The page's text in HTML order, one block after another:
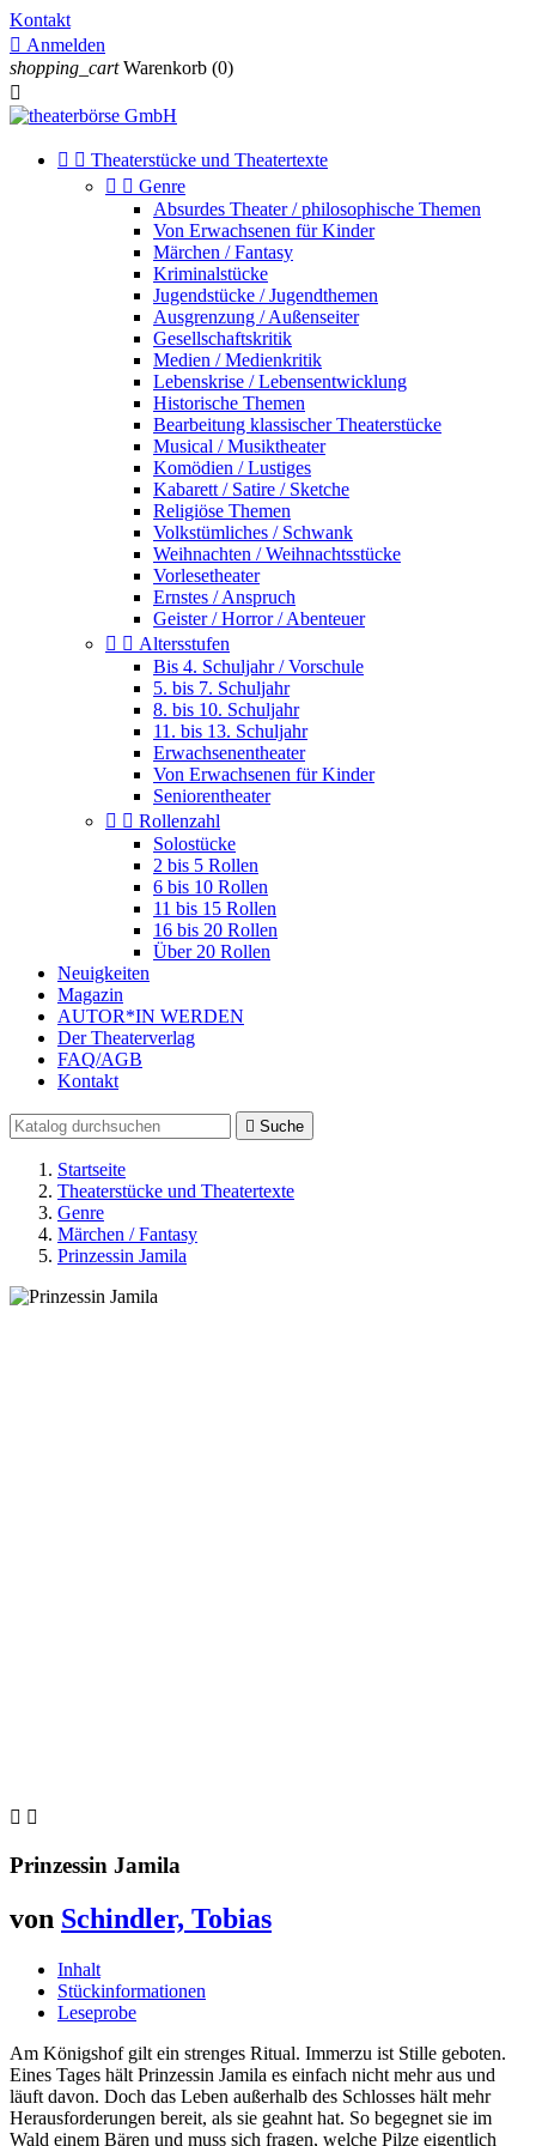
Kontakt
 Anmelden
shopping_cart Warenkorb (0)

  Theaterstücke und Theatertexte
  Genre
Absurdes Theater / philosophische Themen
Von Erwachsenen für Kinder
Märchen / Fantasy
Kriminalstücke
Jugendstücke / Jugendthemen
Ausgrenzung / Außenseiter
Gesellschaftskritik
Medien / Medienkritik
Lebenskrise / Lebensentwicklung
Historische Themen
Bearbeitung klassischer Theaterstücke
Musical / Musiktheater
Komödien / Lustiges
Kabarett / Satire / Sketche
Religiöse Themen
Volkstümliches / Schwank
Weihnachten / Weihnachtsstücke
Vorlesetheater
Ernstes / Anspruch
Geister / Horror / Abenteuer
  Altersstufen
Bis 4. Schuljahr / Vorschule
5. bis 7. Schuljahr
8. bis 10. Schuljahr
11. bis 13. Schuljahr
Erwachsenentheater
Von Erwachsenen für Kinder
Seniorentheater
  Rollenzahl
Solostücke
2 bis 5 Rollen
6 bis 10 Rollen
11 bis 15 Rollen
16 bis 20 Rollen
Über 20 Rollen
Neuigkeiten
Magazin
AUTOR*IN WERDEN
Der Theaterverlag
FAQ/AGB
Kontakt
 Suche
Startseite
Theaterstücke und Theatertexte
Genre
Märchen / Fantasy
Prinzessin Jamila
 
Prinzessin Jamila
von Schindler, Tobias
Inhalt
Stückinformationen
Leseprobe
Am Königshof gilt ein strenges Ritual. Immerzu ist Stille geboten.
Eines Tages hält Prinzessin Jamila es einfach nicht mehr aus und
läuft davon. Doch das Leben außerhalb des Schlosses hält mehr
Herausforderungen bereit, als sie geahnt hat. So begegnet sie im
Wald einem Bären und muss sich fragen, welche Pilze eigentlich